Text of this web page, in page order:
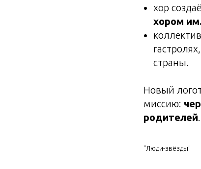
хор
хором
страны.
Новый
миссию:
родителей.
"Люди-звёзды"